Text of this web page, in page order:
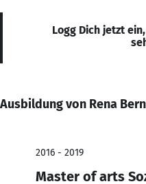
Logg Dich jetzt
Ausbildung von Rena
2016 - 2019
Master of arts